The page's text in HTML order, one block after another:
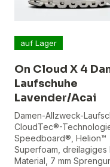
auf Lager
On Cloud X 4
Laufschuhe
Lavender/Acai
Damen-Allzweck-
CloudTec®-
Speedboard®, Helion™
Superfoam, dreilagiges
Material, 7 mm